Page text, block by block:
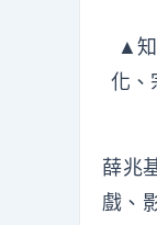
▲
化、
薛兆
戲、